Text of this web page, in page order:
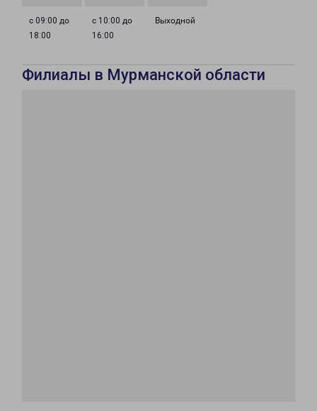
с 09:00 до
18:00
с 10:00 до
16:00
Выходной
Филиалы в Мурманской области